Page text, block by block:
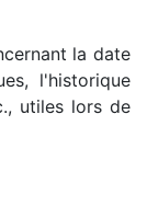
la date
l'historique
utiles lors de